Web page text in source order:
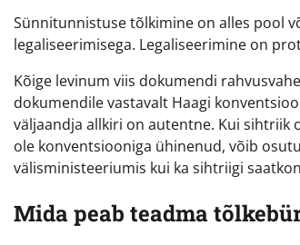
Sünnitunnistuse tõlkimine on alles pool
legaliseerimisega. Legaliseerimine on
Kõige levinum viis dokumendi
dokumendile vastavalt Haagi
väljaandja allkiri on autentne. Kui sihtriik
ole konventsiooniga ühinenud, võib
välisministeeriumis kui ka sihtriigi
Mida peab teadma